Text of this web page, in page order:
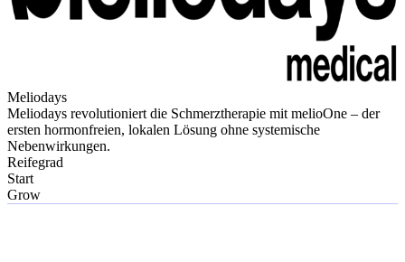
Meliodays
Meliodays revolutioniert die Schmerztherapie mit melioOne – der
ersten hormonfreien, lokalen Lösung ohne systemische
Nebenwirkungen.
Reifegrad
Start
Grow